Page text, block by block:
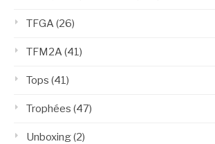
TFGA(26)
TFM2A(41)
Tops (41)
Trophées (47)
Unboxing(2)